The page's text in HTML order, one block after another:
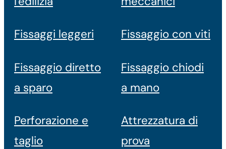
Fissaggi leggeri Fissaggio con viti
Fissaggio diretto
a sparo
Fissaggio chiodi
a mano
Perforazione e
taglio
Attrezzatura di
prova